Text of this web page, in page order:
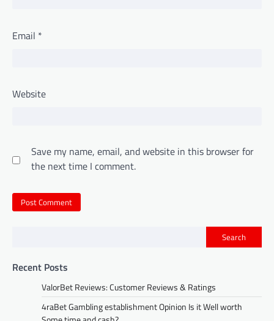
Email *
Website
Save my name, email, and website in this browser for
the next time I comment.
Search
Recent Posts
ValorBet Reviews: Customer Reviews & Ratings
4raBet Gambling establishment Opinion Is it Well worth